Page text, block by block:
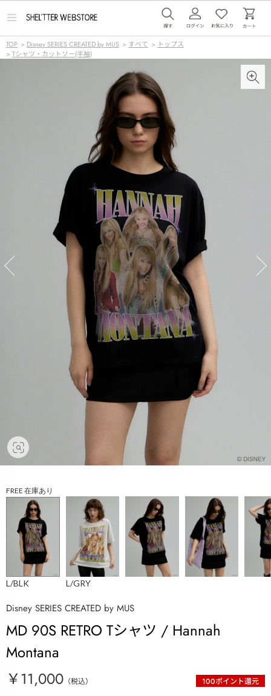
メ
ー
を
TOP > Disney SERIES CREATED by MUS > すべて > トップス
> Tシャツ・カットソー(半袖)
FREE 在庫あり
L/BLK L/GRY
Disney SERIES CREATED by MUS
MD 90S RETRO Tシャツ / Hannah
Montana
￥11,000 （税込） 100ポイント還元